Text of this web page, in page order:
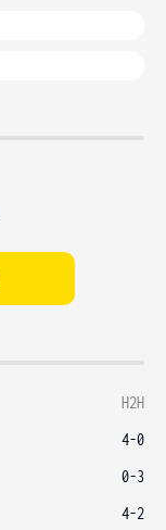
H2H
4-0
0-3
4-2